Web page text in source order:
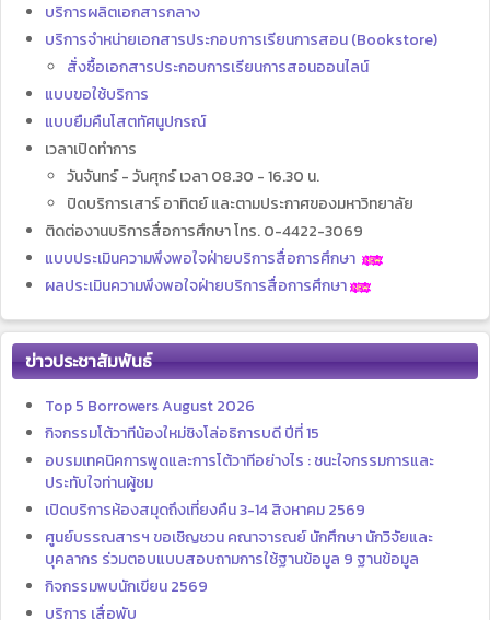
บริการผลิตเอกสารกลาง
บริการจำหน่ายเอกสารประกอบการเรียนการสอน (Bookstore)
สั่งซื้อเอกสารประกอบการเรียนการสอนออนไลน์
แบบขอใช้บริการ
แบบยืมคืนโสตทัศนูปกรณ์
เวลาเปิดทำการ
วันจันทร์ - วันศุกร์ เวลา 08.30 - 16.30 น.
ปิดบริการเสาร์ อาทิตย์ และตามประกาศของมหาวิทยาลัย
ติดต่องานบริการสื่อการศึกษา โทร. 0-4422-3069
แบบประเมินความพึงพอใจฝ่ายบริการสื่อการศึกษา
ผลประเมินความพึงพอใจฝ่ายบริการสื่อการศึกษา
ข่าวประชาสัมพันธ์
Top 5 Borrowers August 2026
กิจกรรมโต้วาทีน้องใหม่ชิงโล่อธิการบดี ปีที่ 15
อบรมเทคนิคการพูดและการโต้วาทีอย่างไร : ชนะใจกรรมการและ
ประทับใจท่านผู้ชม
เปิดบริการห้องสมุดถึงเที่ยงคืน 3-14 สิงหาคม 2569
ศูนย์บรรณสารฯ ขอเชิญชวน คณาจารณย์ นักศึกษา นักวิจัยและ
บุคลากร ร่วมตอบแบบสอบถามการใช้ฐานข้อมูล 9 ฐานข้อมูล
กิจกรรมพบนักเขียน 2569
บริการ เสื่อพับ